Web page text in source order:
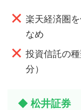
楽天経済圏
なめ
投資信託の
分）
◆ 松井証券